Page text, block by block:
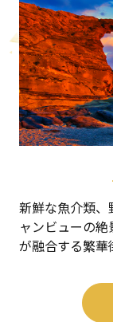
新鮮な魚介類
ャンビューの
が融合する繁華